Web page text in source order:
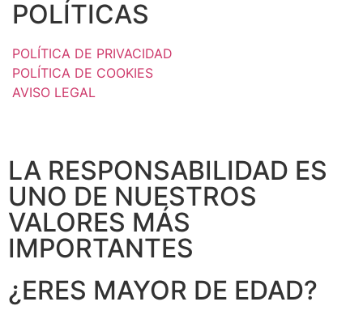
POLÍTICAS
POLÍTICA DE PRIVACIDAD
POLÍTICA DE COOKIES
AVISO LEGAL
LA RESPONSABILIDAD ES
UNO DE NUESTROS
VALORES MÁS
IMPORTANTES
¿ERES MAYOR DE EDAD?